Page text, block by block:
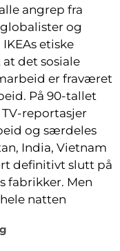
angrep fra
og
etiske
det sosiale
er fraværet
På 90-tallet
reportasjer
og særdeles
India, Vietnam
definitivt slutt på
fabrikker. Men
natten